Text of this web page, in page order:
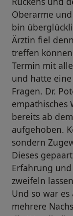
Oberarme
bin
Ärztin fiel
treffen
Termin mit
und hatte
Fragen. Dr.
empathisches
bereits ab
aufgehoben.
sondern
Dieses
Erfahrung
zweifeln
Und so war es
mehrere